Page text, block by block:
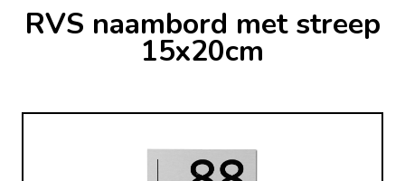
RVS naambord met streep
15x20cm